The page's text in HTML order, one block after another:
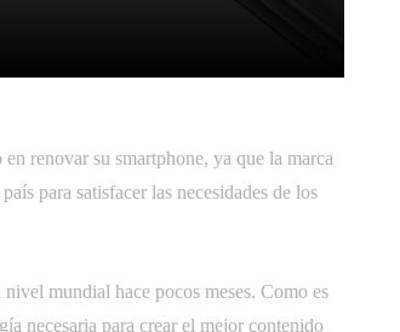
renovar su smartphone, ya que la marca
para satisfacer las necesidades de los
mundial hace pocos meses. Como es
necesaria para crear el mejor contenido